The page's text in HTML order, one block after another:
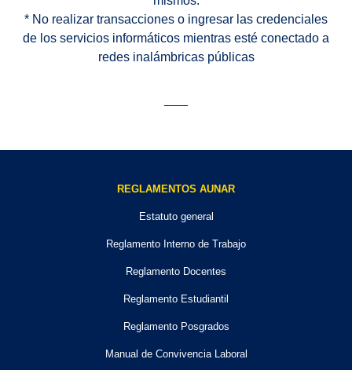
* No realizar transacciones o ingresar las credenciales
de los servicios informáticos mientras esté conectado a
redes inalámbricas públicas
REGLAMENTOS AUNAR
Estatuto general
Reglamento Interno de Trabajo
Reglamento Docentes
Reglamento Estudiantil
Reglamento Posgrados
Manual de Convivencia Laboral